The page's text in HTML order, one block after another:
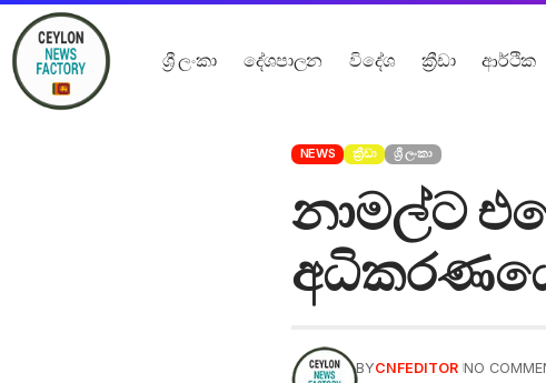
ශ්‍රී ලංකා දේශපාලන විදේශ ක්‍රීඩා ආර්ථික
NEWS ක්‍රීඩා ශ්‍රී ලංකා
නාමල්ට
BYCNFEDITOR NO